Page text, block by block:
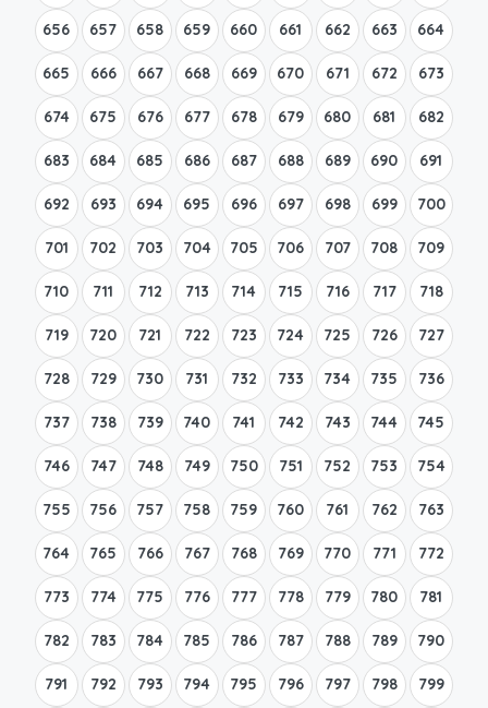
656 657 658 659 660 661 662 663 664
665 666 667 668 669 670 671 672 673
674 675 676 677 678 679 680 681 682
683 684 685 686 687 688 689 690 691
692 693 694 695 696 697 698 699 700
701 702 703 704 705 706 707 708 709
710 711 712 713 714 715 716 717 718
719 720 721 722 723 724 725 726 727
728 729 730 731 732 733 734 735 736
737 738 739 740 741 742 743 744 745
746 747 748 749 750 751 752 753 754
755 756 757 758 759 760 761 762 763
764 765 766 767 768 769 770 771 772
773 774 775 776 777 778 779 780 781
782 783 784 785 786 787 788 789 790
791 792 793 794 795 796 797 798 799